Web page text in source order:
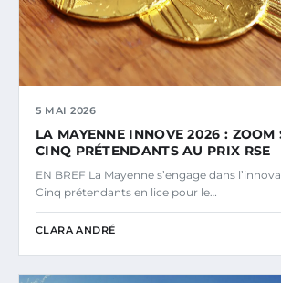
5 MAI 2026
LA MAYENNE INNOVE 2026 : ZOOM
CINQ PRÉTENDANTS AU PRIX RSE
EN BREF La Mayenne s’engage dans
Cinq prétendants en lice pour le…
CLARA ANDRÉ